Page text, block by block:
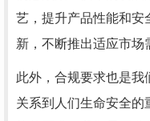
艺，提升产品性能和安
新，不断推出适应市场
此外，合规要求也是我
关系到人们生命安全的